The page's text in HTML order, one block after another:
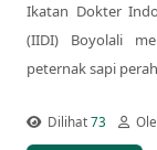
Ikatan Dokter
(IIDI) Boyolali
peternak sapi
Dilihat73